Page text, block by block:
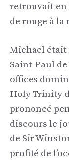
retrouvait en
de rouge à la
Michael était
Saint-Paul
offices
Holy Trinity
prononcé
discours le
de Sir
profité de